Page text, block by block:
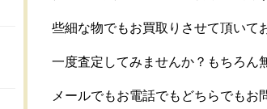
些細な物でもお買取りさせて頂いて
一度査定してみませんか？もちろん
メールでもお電話でもどちらでもお